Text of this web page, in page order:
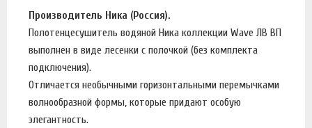
Производитель Ника (Россия).
Полотенцесушитель водяной Ника коллекции Wave ЛВ ВП
выполнен в виде лесенки с полочкой (без комплекта
подключения).
Отличается необычными горизонтальными перемычками
волнообразной формы, которые придают особую
элегантность.